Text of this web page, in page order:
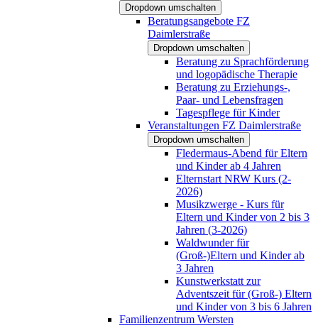
Dropdown umschalten
Beratungsangebote FZ
Daimlerstraße
Dropdown umschalten
Beratung zu Sprachförderung
und logopädische Therapie
Beratung zu Erziehungs-,
Paar- und Lebensfragen
Tagespflege für Kinder
Veranstaltungen FZ Daimlerstraße
Dropdown umschalten
Fledermaus-Abend für Eltern
und Kinder ab 4 Jahren
Elternstart NRW Kurs (2-
2026)
Musikzwerge - Kurs für
Eltern und Kinder von 2 bis 3
Jahren (3-2026)
Waldwunder für
(Groß-)Eltern und Kinder ab
3 Jahren
Kunstwerkstatt zur
Adventszeit für (Groß-) Eltern
und Kinder von 3 bis 6 Jahren
Familienzentrum Wersten